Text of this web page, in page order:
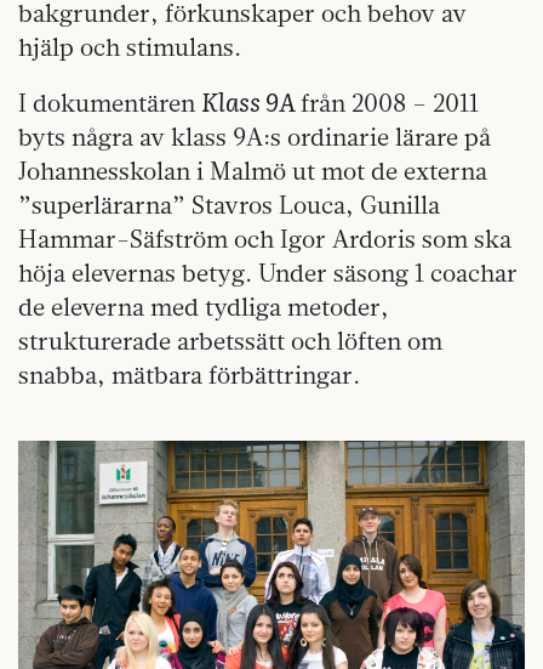
bakgrunder, förkunskaper och behov av
hjälp och stimulans.
I dokumentären Klass 9Afrån 2008 – 2011
byts några av klass 9A:s ordinarie lärare på
Johannesskolan i Malmö ut mot de externa
”superlärarna” Stavros Louca, Gunilla
Hammar-Säfström och Igor Ardoris som ska
höja elevernas betyg. Under säsong 1 coachar
de eleverna med tydliga metoder,
strukturerade arbetssätt och löften om
snabba, mätbara förbättringar.